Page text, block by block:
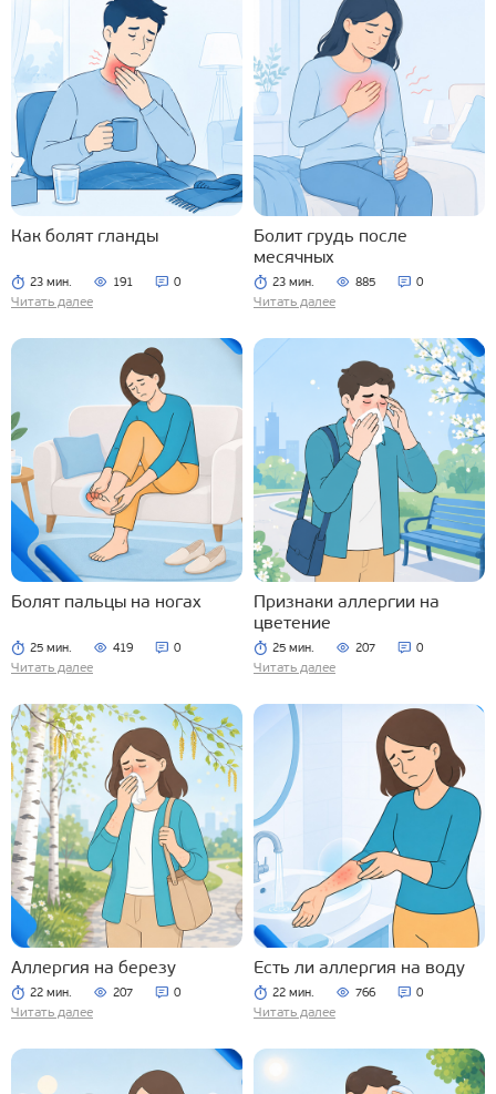
Как болят гланды
23 мин. 191 0
Читать далее
Болит грудь после
месячных
23 мин. 885 0
Читать далее
Болят пальцы на ногах
25 мин. 419 0
Читать далее
Признаки аллергии на
цветение
25 мин. 207 0
Читать далее
Аллергия на березу
22 мин. 207 0
Читать далее
Есть ли аллергия на воду
22 мин. 766 0
Читать далее